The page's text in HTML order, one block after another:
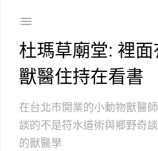
杜瑪草廟堂: 裡
獸醫住持在看書
在台北市開業的小動物獸醫
談的不是符水道術與鄉野奇
的獸醫學